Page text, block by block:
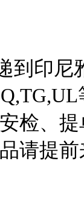
到印尼
检、
请提